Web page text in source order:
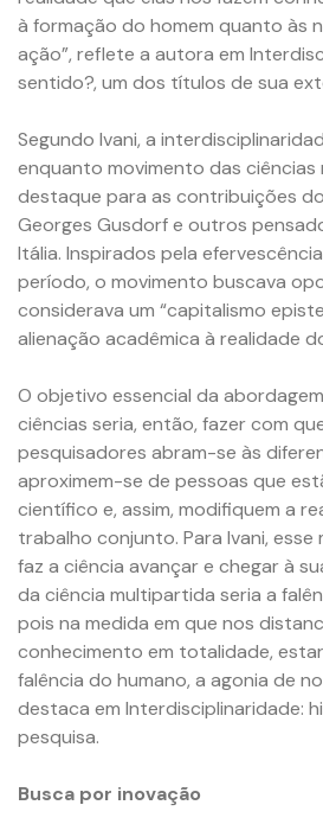
à formação do homem quanto às
ação”, reflete a autora em
sentido?, um dos títulos de sua
Segundo Ivani, a
enquanto movimento das ciências
destaque para as contribuições
Georges Gusdorf e outros
Itália. Inspirados pela
período, o movimento buscava
considerava um “capitalismo
alienação acadêmica à realidade
O objetivo essencial da
ciências seria, então, fazer com
pesquisadores abram-se às
aproximem-se de pessoas que
científico e, assim, modifiquem a
trabalho conjunto. Para Ivani,
faz a ciência avançar e chegar à
da ciência multipartida seria a
pois na medida em que nos
conhecimento em totalidade,
falência do humano, a agonia de
destaca em Interdisciplinaridade:
pesquisa.
Busca por inovação